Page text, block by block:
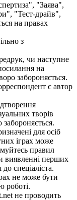
"Заява",
"Тест-драйв",
на правах
з
чи наступне
на
забороняється.
є автор
творів
для осіб
іграх може
правил
виявленні перших
спеціаліста.
не може бути
роботі.
не проводить